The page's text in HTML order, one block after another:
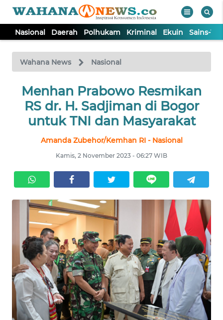
Nasional Daerah Polhukam Kriminal Ekuin Sains-
Wahana News Nasional
Menhan Prabowo Resmikan
RS dr. H. Sadjiman di Bogor
untuk TNI dan Masyarakat
Amanda Zubehor/Kemhan RI - Nasional
Kamis, 2 November 2023 - 06:27 WIB
TV
Tutup
NASIONAL
DAERAH
POLHUKAM
KRIMINAL
EKUIN
SAINS-TEKNO
KESEHATAN
INTERNASIONAL
SERBA-SERBI